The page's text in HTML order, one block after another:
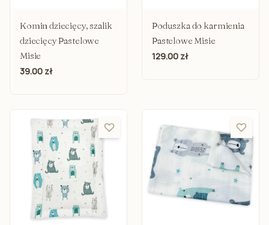
Komin dziecięcy, szalik
dziecięcy Pastelowe
Misie
39.00 zł
Poduszka do karmienia
Pastelowe Misie
129.00 zł